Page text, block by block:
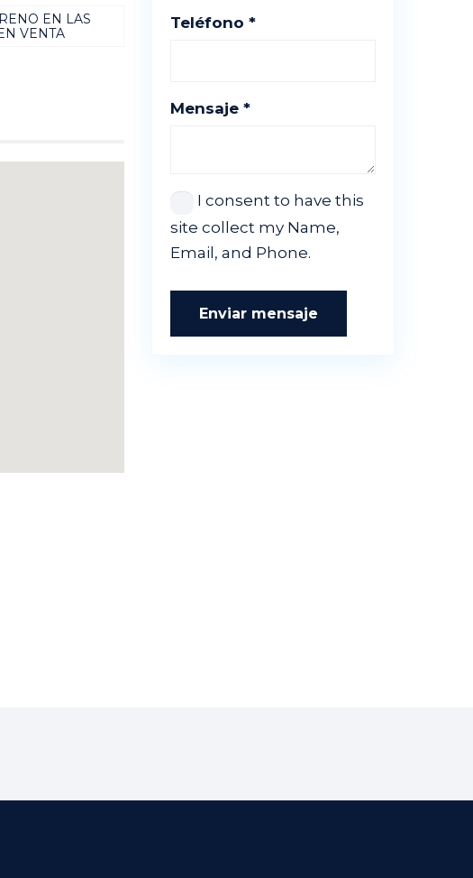
EN LAS
VENTA
Teléfono *
Mensaje *
I consent to have this
site collect my Name,
Email, and Phone.
Enviar mensaje